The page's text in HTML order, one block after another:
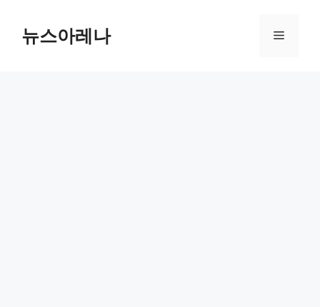
content뉴스아레나 Menu